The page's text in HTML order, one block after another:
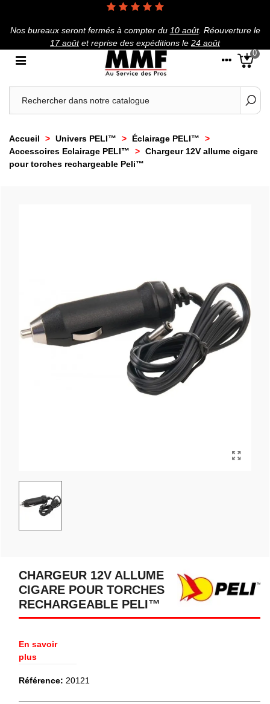
Nos bureaux seront fermés à compter du 10 août. Réouverture le
17 aoûtet reprise des expéditions le 24 août
0
Accueil > Univers PELI™ > Éclairage PELI™
>
Accessoires Eclairage PELI™
> Chargeur 12V allume cigare
pour torches rechargeable Peli™
CHARGEUR 12V ALLUME
CIGARE POUR TORCHES
RECHARGEABLE PELI™
En savoir
plus
Référence: 20121